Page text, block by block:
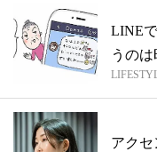
LINE
うの
覚！...
アク